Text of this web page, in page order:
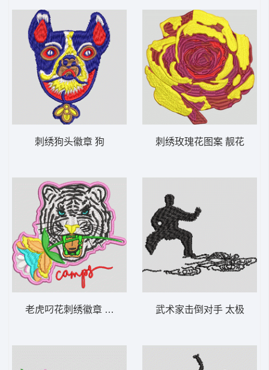
刺绣狗头徽章 狗
老虎叼花刺绣徽章 虎头
刺绣玫瑰花图案 靓花
武术家击倒对手 太极